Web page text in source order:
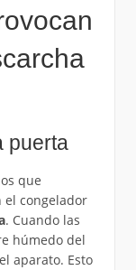
puerta
que
el congelador
. Cuando las
húmedo del
aparato. Esto